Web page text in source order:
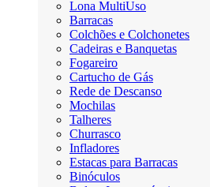
Lona MultiUso
Barracas
Colchões e Colchonetes
Cadeiras e Banquetas
Fogareiro
Cartucho de Gás
Rede de Descanso
Mochilas
Talheres
Churrasco
Infladores
Estacas para Barracas
Binóculos